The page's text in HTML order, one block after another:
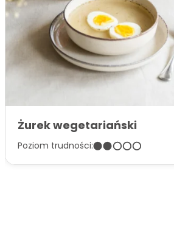
Żurek wegetariański
Poziom trudności: